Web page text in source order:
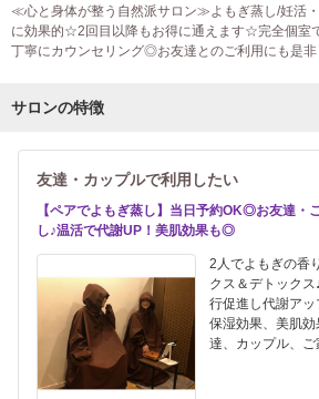
≪心と身体が整う自然派サロン≫よもぎ蒸し/妊活
に効果的☆2回目以降もお得に通えます☆完全個室
丁寧にカウンセリング◎お友達とのご利用にも是非
サロンの特徴
友達・カップルで利用したい
【ペアでよもぎ蒸し】当日予約OK◎お友達・
し♪温活で代謝UP！美肌効果も◎
2人でよもぎの香
クス＆デトック
行促進し代謝ア
保湿効果、美肌
達、カップル、ご